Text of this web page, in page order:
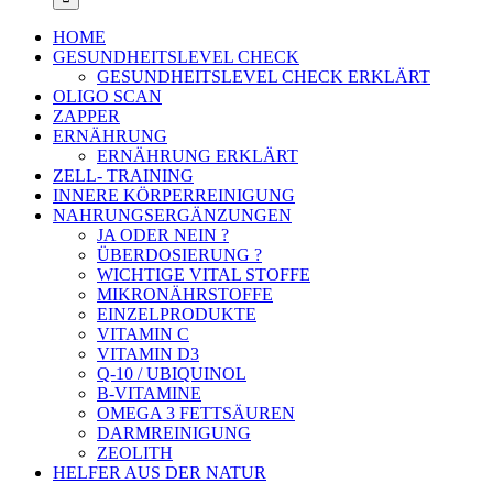
HOME
GESUNDHEITSLEVEL CHECK
GESUNDHEITSLEVEL CHECK ERKLÄRT
OLIGO SCAN
ZAPPER
ERNÄHRUNG
ERNÄHRUNG ERKLÄRT
ZELL- TRAINING
INNERE KÖRPERREINIGUNG
NAHRUNGSERGÄNZUNGEN
JA ODER NEIN ?
ÜBERDOSIERUNG ?
WICHTIGE VITAL STOFFE
MIKRONÄHRSTOFFE
EINZELPRODUKTE
VITAMIN C
VITAMIN D3
Q-10 / UBIQUINOL
B-VITAMINE
OMEGA 3 FETTSÄUREN
DARMREINIGUNG
ZEOLITH
HELFER AUS DER NATUR